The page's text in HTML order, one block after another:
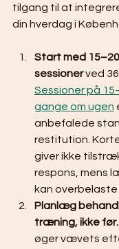
tilgang til at
din hverdag i
Start med
sessioner ved
Sessioner på
gange om ugen
anbefalede
restitution.
giver ikke
respons, mens
kan overbelaste
Planlæg
træning, ikke før.
øger vævets